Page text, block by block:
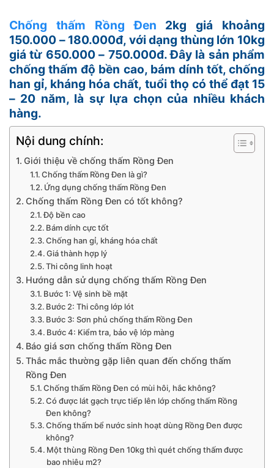
Chống thấm Rồng Đen 2kg giá khoảng
150.000 – 180.000đ, với dạng thùng lớn 10kg
giá từ 650.000 – 750.000đ. Đây là sản phẩm
chống thấm độ bền cao, bám dính tốt, chống
han gỉ, kháng hóa chất, tuổi thọ có thể đạt 15
– 20 năm, là sự lựa chọn của nhiều khách
hàng.
Nội dung chính:
Giới thiệu về chống thấm Rồng Đen
Chống thấm Rồng Đen là gì?
Ứng dụng chống thấm Rồng Đen
Chống thấm Rồng Đen có tốt không?
Độ bền cao
Bám dính cực tốt
Chống han gỉ, kháng hóa chất
Giá thành hợp lý
Thi công linh hoạt
Hướng dẫn sử dụng chống thấm Rồng Đen
Bước 1: Vệ sinh bề mặt
Bước 2: Thi công lớp lót
Bước 3: Sơn phủ chống thấm Rồng Đen
Bước 4: Kiểm tra, bảo vệ lớp màng
Báo giá sơn chống thấm Rồng Đen
Thắc mắc thường gặp liên quan đến chống thấm
Rồng Đen
Chống thấm Rồng Đen có mùi hôi, hắc không?
Có được lát gạch trực tiếp lên lớp chống thấm Rồng
Đen không?
Chống thấm bể nước sinh hoạt dùng Rồng Đen được
không?
Một thùng Rồng Đen 10kg thì quét chống thấm được
bao nhiêu m2?